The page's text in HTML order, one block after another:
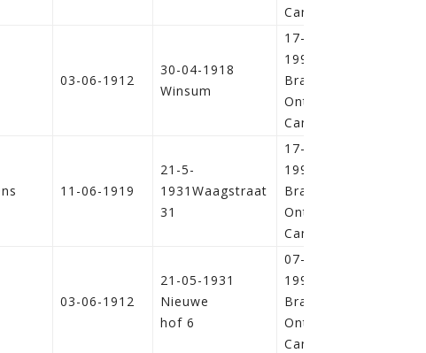
Canada
03-06-1912
30-04-1918
Winsum
17-09-
1997,
Brampton
Ontario
Canada
11-06-1919
21-5-
1931Waagstraat
31
17-09-
1997,
Brampton
Ontario
Canada
03-06-1912
21-05-1931
Nieuwe
hof 6
07-08-
1998,
Brampton
Ontario
Canada